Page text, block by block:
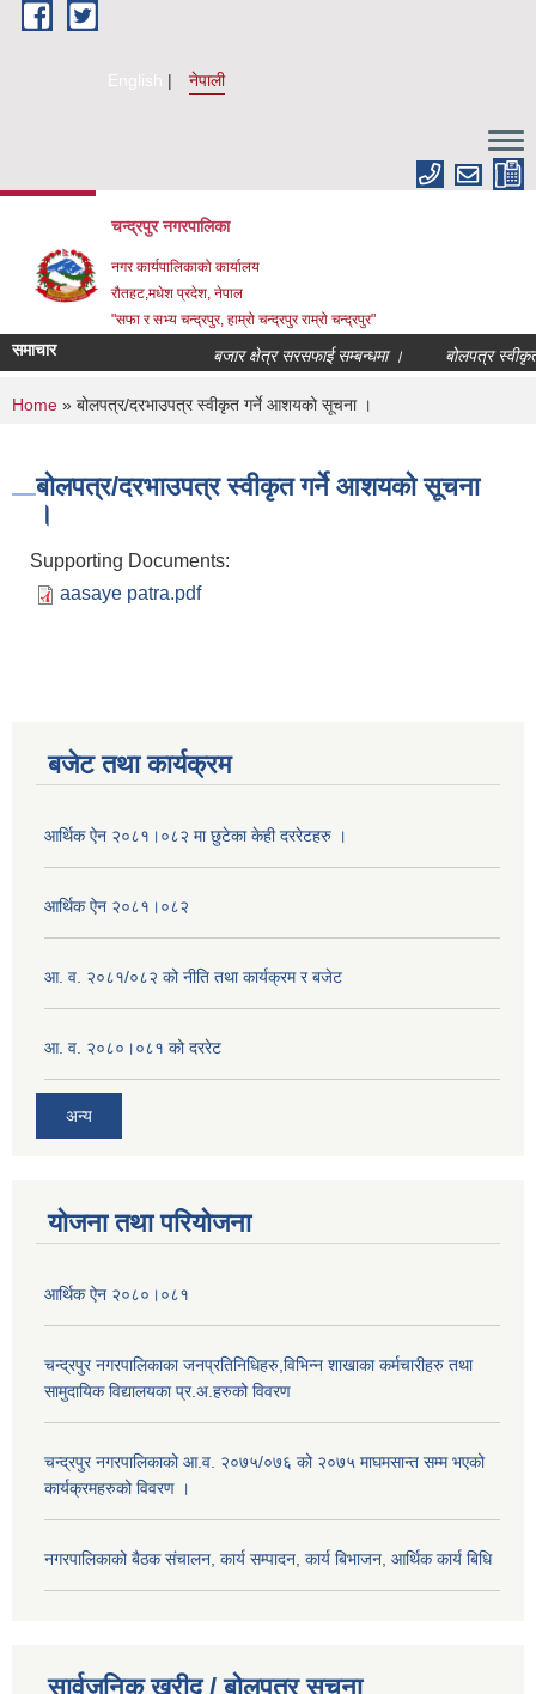
Skip to main content
English नेपाली
चन्द्रपुर नगरपालिका
नगर कार्यपालिकाको कार्यालय
रौतहट,मधेश प्रदेश, नेपाल
"सफा र सभ्य चन्द्रपुर, हाम्रो चन्द्रपुर राम्रो चन्द्रपुर"
समाचार बजार क्षेत्र सरसफाई सम्बन्धमा । बोलपत्र स्वीकृत
You are here
Home » बोलपत्र/दरभाउपत्र स्वीकृत गर्ने आशयको सूचना ।
बोलपत्र/दरभाउपत्र स्वीकृत गर्ने आशयको सूचना
।
Supporting Documents:
aasaye patra.pdf
बजेट तथा कार्यक्रम
आर्थिक ऐन २०८१।०८२ मा छुटेका केही दररेटहरु ।
आर्थिक ऐन २०८१।०८२
आ. व. २०८१/०८२ को नीति तथा कार्यक्रम र बजेट
आ. व. २०८०।०८१ को दररेट
अन्य
योजना तथा परियोजना
आर्थिक ऐन २०८०।०८१
चन्द्रपुर नगरपालिकाका जनप्रतिनिधिहरु,विभिन्न शाखाका कर्मचारीहरु तथा
सामुदायिक विद्यालयका प्र.अ.हरुको विवरण
चन्द्रपुर नगरपालिकाको आ.व. २०७५/०७६ को २०७५ माघमसान्त सम्म भएको
कार्यक्रमहरुको विवरण ।
नगरपालिकाको बैठक संचालन, कार्य सम्पादन, कार्य बिभाजन, आर्थिक कार्य बिधि
सार्वजनिक खरीद / बोलपत्र सूचना